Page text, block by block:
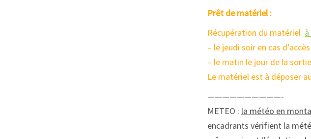
Prêt de matériel :
Récupération du matériel
– le jeudi soir en cas
– le matin le jour de la
Le matériel est à déposer
——————————-
METEO : la météo en
encadrants vérifient la